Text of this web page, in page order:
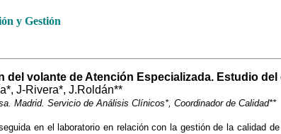
y Gestión
del volante de Atención Especializada. Estudio
J-Rivera*, J.Roldán**
Madrid. Servicio de Análisis Clínicos*, Coordinador de Calidad**
en el laboratorio en relación con la gestión de la calidad